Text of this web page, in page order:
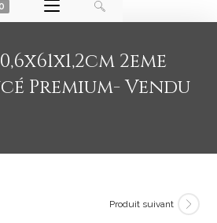
0
2eme
Premium- Vendu
Produit suivant